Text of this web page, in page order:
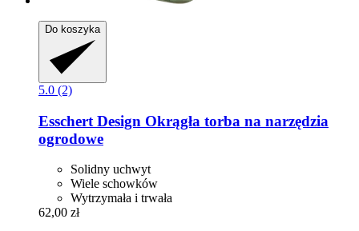
Do koszyka
5.0 (2)
Esschert Design Okrągła torba na narzędzia
ogrodowe
Solidny uchwyt
Wiele schowków
Wytrzymała i trwała
62,00 zł